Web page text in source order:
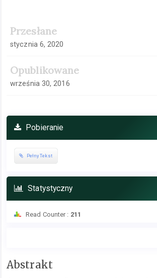
Przesłane
stycznia 6, 2020
Opublikowane
września 30, 2016
Pobieranie
Pełny Tekst
Statystyczny
Read Counter : 211
Treść
Abstrakt